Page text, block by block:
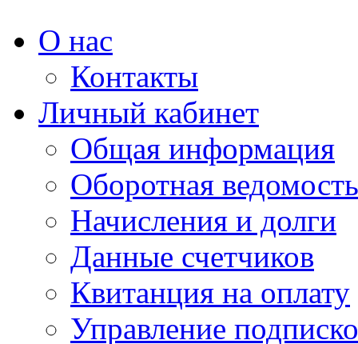
О нас
Контакты
Личный кабинет
Общая информация
Оборотная ведомость
Начисления и долги
Данные счетчиков
Квитанция на оплату
Управление